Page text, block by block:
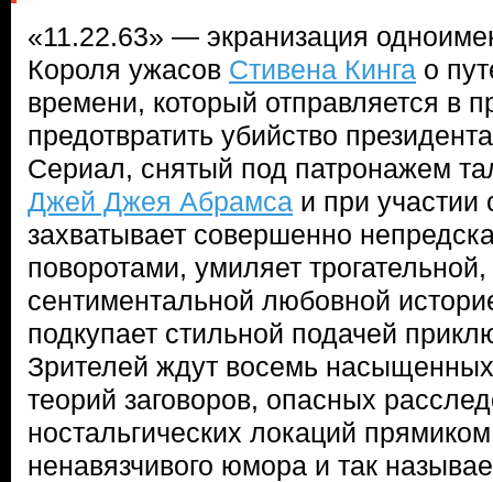
«11.22.63» — экранизация
Короля ужасов Стивена Кинга о
времени, который отправляется в
предотвратить убийство
Сериал, снятый под патронажем
Джей Джея Абрамса и при участии
захватывает совершенно
поворотами, умиляет
сентиментальной любовной
подкупает стильной подачей
Зрителей ждут восемь
теорий заговоров, опасных
ностальгических локаций
ненавязчивого юмора и так